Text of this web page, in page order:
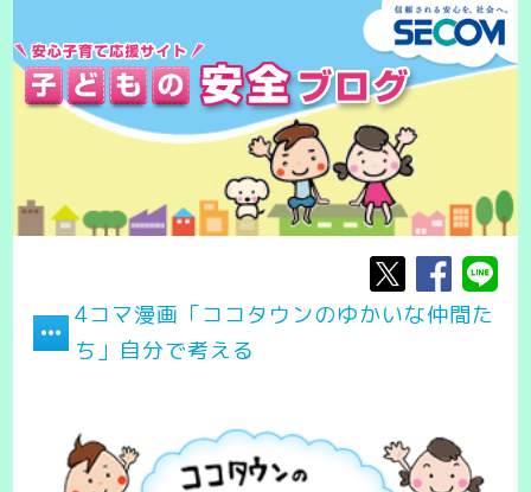
4コマ漫画「ココタウンのゆかいな仲間た
ち」自分で考える